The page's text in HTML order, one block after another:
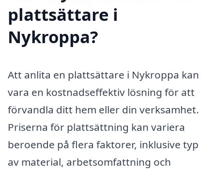
plattsättare i
Nykroppa?
Att anlita en plattsättare i Nykroppa kan
vara en kostnadseffektiv lösning för att
förvandla ditt hem eller din verksamhet.
Priserna för plattsättning kan variera
beroende på flera faktorer, inklusive typ
av material, arbetsomfattning och